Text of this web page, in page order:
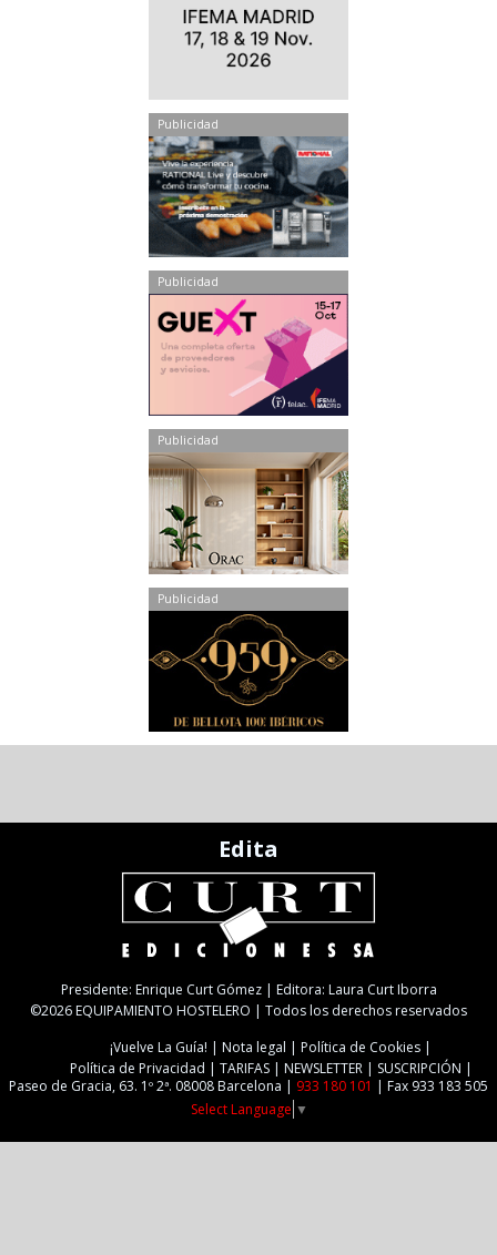
Publicidad
Publicidad
Publicidad
Publicidad
Edita
Presidente: Enrique Curt Gómez | Editora: Laura Curt Iborra
©2026 EQUIPAMIENTO HOSTELERO | Todos los derechos reservados
¡Vuelve La Guía!
Nota legal
Política de Cookies
Política de Privacidad
TARIFAS NEWSLETTER
SUSCRIPCIÓN
Paseo de Gracia, 63. 1º 2ª. 08008 Barcelona | 933 180 101
| Fax 933 183 505
Select Language ▼